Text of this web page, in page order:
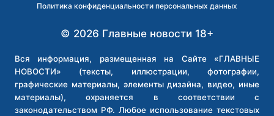
ЗА
В
Политика конфиденциальности персональных данных
© 2026 Главные новости 18+
Вся информация, размещенная на Сайте «ГЛАВНЫЕ
НОВОСТИ» (тексты, иллюстрации, фотографии,
графические материалы, элементы дизайна, видео, иные
материалы), охраняется в соответствии с
законодательством РФ. Любое использование текстовых